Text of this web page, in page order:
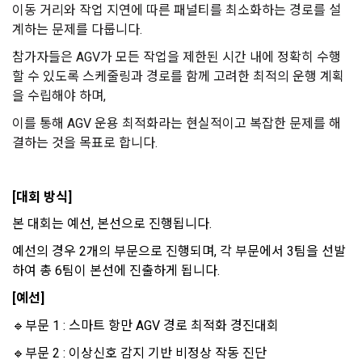
5. “기업회원”이라 함은 “회사”에 대회의 주최를 의뢰하거나, 채
용 의뢰 서비스 등을 이용하기 위해 “회사”와 일정 계약을 한 개
인 또는 법인을 말한다.
6. “해커톤”이라 함은 “회사”가 “사이트”에 출제한 문제에 “개인
회원”이 AI 코드를 제출하고, “회사”는 이를 평가하여 우수작을
7. “대회"라 함은 “기업회원”이 인력을 채용하거나 또는 솔루션
을 크라우드소싱하기 위하여 “회사"에 의뢰하는 경연대회 또는
8. “교육”이라 함은 “회사”가  제공하는 교육컨텐츠를 포함한 온
"회원"이 가입 시 사용한 이메일 주소를 말한다.
10. "비밀번호"라 함은 "회사"의 서비스를 이용하려는 사람이 아
이디를 부여받은 자와 동일인임을 확인하고 "회원"의 권익을 보
동일한 용도로 쓰이는 “사이트”에서 자동 생성된 인증코드를 말
한다.
그 무엇보다도, 개인정보와 관련하여 데이콘과 이용자 간의 권
보장하는 수단이 됩니다.
데이콘 주식회사(이하 “회사”)는 다음 목적을 위하여 개인정보
1) 회원관리
회원제 서비스 이용에 따른 본인확인, 본인의 의사확인, 고객문
의에 대한 응답, 새로운 정보의 소개 및 고지사항 전달
산
본인인증, 채용정보 매칭 및 컨텐츠 제공을 위한 개인식별, 회원
정관리 페이지의 하단 마케팅(대회 진행, 교육 등) 정보 수신 동
의(선택)’에서 철회를 요청할 수 있습니다.
또한 향후 마케팅 활용에 새롭게 동의하고자 하는 경우에는 ‘홈>
계정관리 페이지의 하단 마케팅(대회 진행, 교육 등) 정보 수신
동의(선택)’에서 동의하실 수 있습니다.
2021.05.25
이동 거리와 작업 지연에 따른 패널티를 최소화하는 경로를 설
계하는 문제를 다룹니다.
참가자들은 AGV가 모든 작업을 제한된 시간 내에 정확히 수행
할 수 있도록 스케줄링과 경로를 함께 고려한 최적의 운행 계획
을 수립해야 하며,
이를 통해 AGV 운용 최적화라는 현실적이고 복잡한 문제를 해
결하는 것을 목표로 합니다.
[대회 방식]
본 대회는 예선, 본선으로 진행됩니다.
예선의 경우 2개의 부문으로 진행되며, 각 부문에서 3팀을 선발
하여 총 6팀이 본선에 진출하게 됩니다.
[예선]
🔹 부문 1 : 스마트 항만 AGV 경로 최적화 경진대회
🔹 부문 2 : 이상신호 감지 기반 비정상 작동 진단